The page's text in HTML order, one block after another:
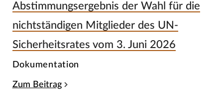
Abstimmungsergebnis der Wahl für die
nichtständigen Mitglieder des UN-
Sicherheitsrates vom 3. Juni 2026
Dokumentation
Zum Beitrag